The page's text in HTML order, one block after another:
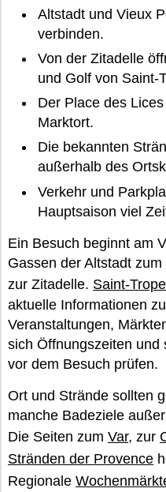
Altstadt und Vieux
verbinden.
Von der Zitadelle
und Golf von Saint-
Der Place des
Marktort.
Die bekannten
außerhalb des
Verkehr und
Hauptsaison viel
Ein Besuch beginnt am
Gassen der Altstadt
zur Zitadelle. Saint-
aktuelle Informationen
Veranstaltungen,
sich Öffnungszeiten und
vor dem Besuch prüfen.
Ort und Strände sollten
manche Badeziele
Die Seiten zum Var, zur
Stränden der Provence
Regionale